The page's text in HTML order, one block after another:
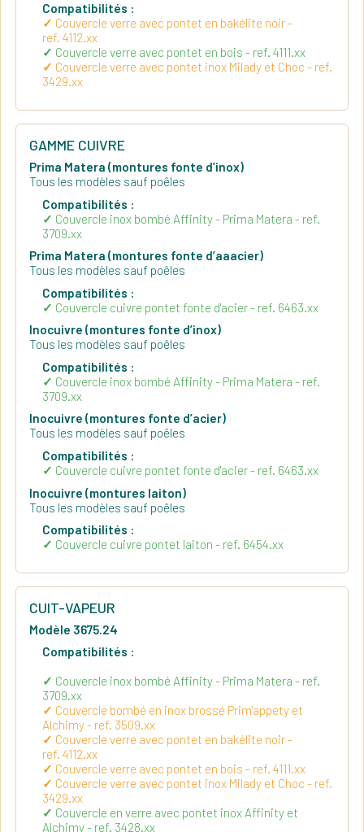
Compatibilités :
Couvercle verre avec pontet en bakélite noir -
ref. 4112.xx
Couvercle verre avec pontet en bois - ref. 4111.xx
Couvercle verre avec pontet inox Milady et Choc - ref.
3429.xx
GAMME CUIVRE
Prima Matera (montures fonte d’inox)
Tous les modèles sauf poêles
Compatibilités :
Couvercle inox bombé Affinity - Prima Matera - ref.
3709.xx
Prima Matera (montures fonte d’aaacier)
Tous les modèles sauf poêles
Compatibilités :
Couvercle cuivre pontet fonte d'acier - ref. 6463.xx
Inocuivre (montures fonte d’inox)
Tous les modèles sauf poêles
Compatibilités :
Couvercle inox bombé Affinity - Prima Matera - ref.
3709.xx
Inocuivre (montures fonte d’acier)
Tous les modèles sauf poêles
Compatibilités :
Couvercle cuivre pontet fonte d'acier - ref. 6463.xx
Inocuivre (montures laiton)
Tous les modèles sauf poêles
Compatibilités :
Couvercle cuivre pontet laiton - ref. 6454.xx
CUIT-VAPEUR
Modèle 3675.24
Compatibilités :
Couvercle inox bombé Affinity - Prima Matera - ref.
3709.xx
Couvercle bombé en inox brossé Prim'appety et
Alchimy - ref. 3509.xx
Couvercle verre avec pontet en bakélite noir -
ref. 4112.xx
Couvercle verre avec pontet en bois - ref. 4111.xx
Couvercle verre avec pontet inox Milady et Choc - ref.
3429.xx
Couvercle en verre avec pontet inox Affinity et
Alchimy - ref. 3428.xx